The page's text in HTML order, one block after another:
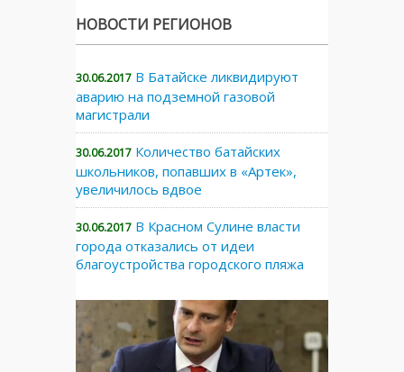
НОВОСТИ РЕГИОНОВ
30.06.2017 В Батайске ликвидируют
аварию на подземной газовой
магистрали
30.06.2017 Количество батайских
школьников, попавших в «Артек»,
увеличилось вдвое
30.06.2017 В Красном Сулине власти
города отказались от идеи
благоустройства городского пляжа